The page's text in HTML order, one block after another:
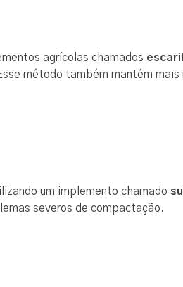
agrícolas chamados
método também mantém
um implemento chamado
severos de compactação.